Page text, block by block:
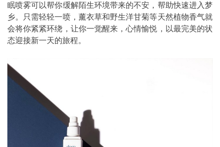
眠喷雾可以帮你缓解陌生环境带来的不安，帮助快速进入梦
乡。只需轻轻一喷，薰衣草和野生洋甘菊等天然植物香气就
会将你紧紧环绕，让你一觉醒来，心情愉悦，以最完美的状
态迎接新一天的旅程。